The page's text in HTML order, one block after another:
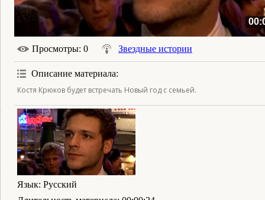
Просмотры: 0 Звездные истории
Описание материала:
Костя Крюков будет встречать Новый год с семьей.
Язык: Русский